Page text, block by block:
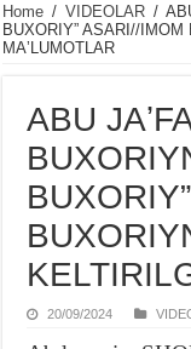
Home / VIDЕOLAR /
BUXORIY” ASARI//
MAʼLUMOTLAR
ABU
20/09/2024